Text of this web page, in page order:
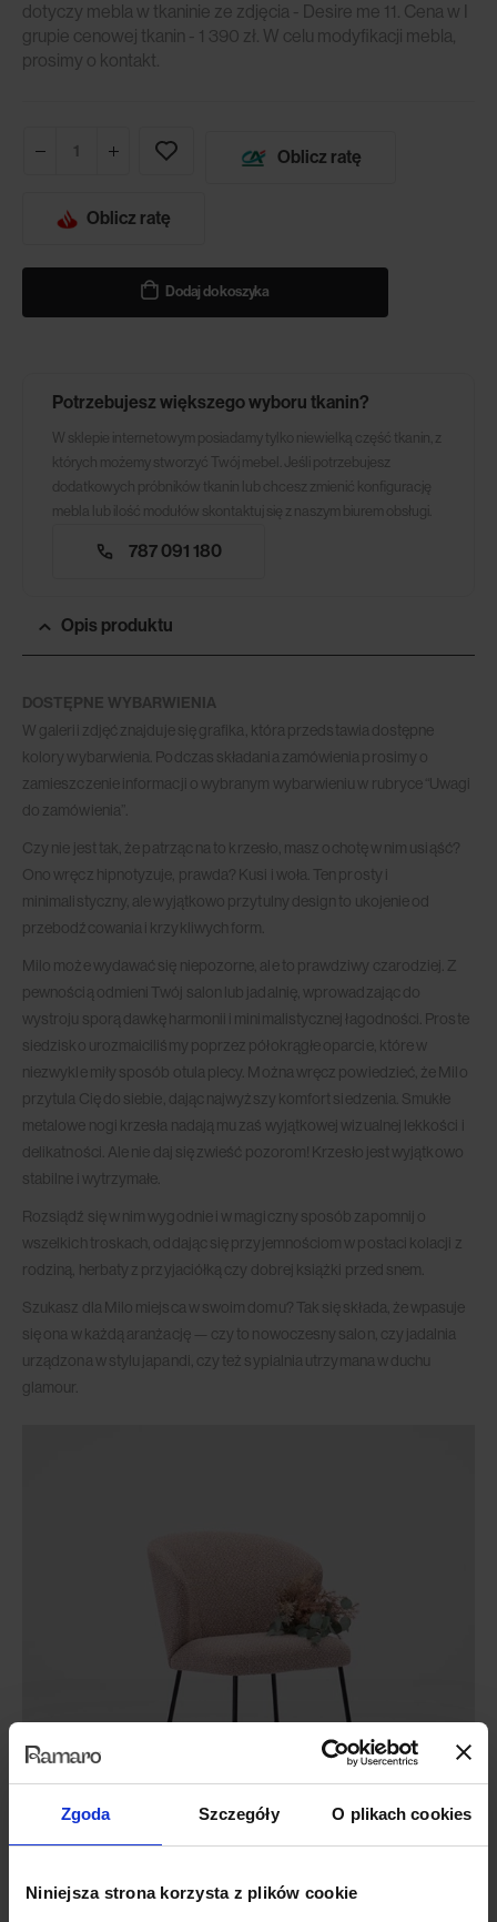
Zgoda Szczegóły O plikach cookies
Niniejsza strona korzysta z plików cookie
dotyczy mebla w tkaninie ze zdjęcia - Desire me 11. Cena w I
grupie cenowej tkanin - 1 390 zł. W celu modyfikacji mebla,
prosimy o kontakt.
Oblicz ratę
Oblicz ratę
Dodaj do koszyka
Potrzebujesz większego wyboru tkanin?
W sklepie internetowym posiadamy tylko niewielką część tkanin, z
których możemy stworzyć Twój mebel. Jeśli potrzebujesz
dodatkowych próbników tkanin lub chcesz zmienić konfigurację
mebla lub ilość modułów skontaktuj się z naszym biurem obsługi.
787 091 180
Opis produktu
DOSTĘPNE WYBARWIENIA
W galerii zdjęć znajduje się grafika, która przedstawia dostępne
kolory wybarwienia. Podczas składania zamówienia prosimy o
zamieszczenie informacji o wybranym wybarwieniu w rubryce “Uwagi
do zamówienia”.
Czy nie jest tak, że patrząc na to krzesło, masz ochotę w nim usiąść?
Ono wręcz hipnotyzuje, prawda? Kusi i woła. Ten prosty i
minimalistyczny, ale wyjątkowo przytulny design to ukojenie od
przebodźcowania i krzykliwych form.
Milo może wydawać się niepozorne, ale to prawdziwy czarodziej. Z
pewnością odmieni Twój salon lub jadalnię, wprowadzając do
wystroju sporą dawkę harmonii i minimalistycznej łagodności. Proste
siedzisko urozmaiciliśmy poprzez półokrągłe oparcie, które w
niezwykle miły sposób otula plecy. Można wręcz powiedzieć, że Milo
przytula Cię do siebie, dając najwyższy komfort siedzenia. Smukłe
metalowe nogi krzesła nadają mu zaś wyjątkowej wizualnej lekkości i
delikatności. Ale nie daj się zwieść pozorom! Krzesło jest wyjątkowo
stabilne i wytrzymałe.
Rozsiądź się w nim wygodnie i w magiczny sposób zapomnij o
wszelkich troskach, oddając się przyjemnościom w postaci kolacji z
rodziną, herbaty z przyjaciółką czy dobrej książki przed snem.
Szukasz dla Milo miejsca w swoim domu? Tak się składa, że wpasuje
się ona w każdą aranżację — czy to nowoczesny salon, czy jadalnia
urządzona w stylu japandi, czy też sypialnia utrzymana w duchu
glamour.